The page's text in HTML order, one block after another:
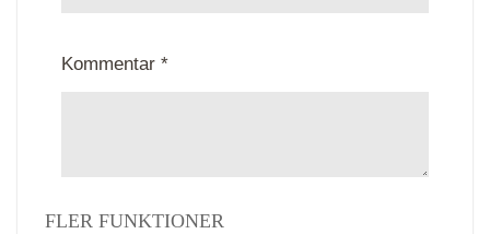
Kommentar *
FLER FUNKTIONER